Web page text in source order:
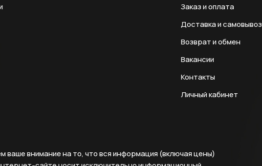
Заказ и оплата
Доставка и самовывоз
Возврат и обмен
Вакансии
Контакты
Личный кабинет
ваше внимание на то, что вся информация (включая цены)